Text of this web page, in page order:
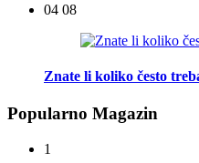
04 08
Znate li koliko često
Popularno Magazin
1